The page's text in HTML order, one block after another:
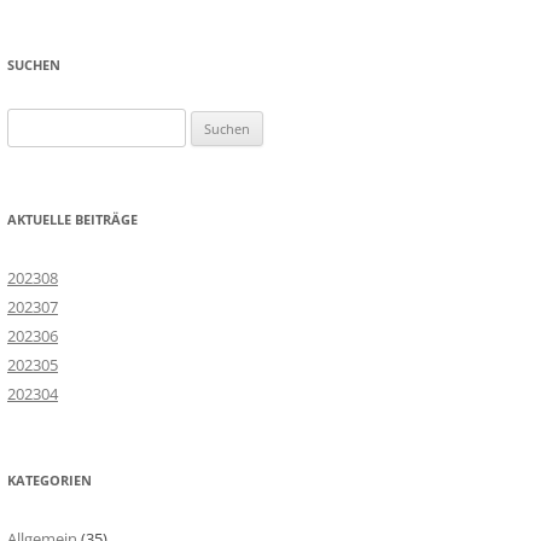
SUCHEN
nach:
AKTUELLE BEITRÄGE
202308
202307
202306
202305
202304
KATEGORIEN